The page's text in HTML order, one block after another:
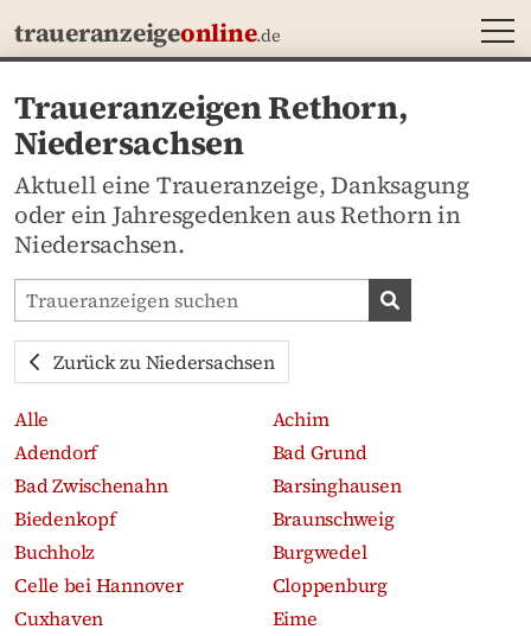
traueranzeigeonline.de
Traueranzeigen Rethorn,
Niedersachsen
Aktuell eine Traueranzeige, Danksagung
oder ein Jahresgedenken aus Rethorn in
Niedersachsen.
Traueranzeigen-Portal durchsuchen
Zurück zu Niedersachsen
Alle
Achim
Adendorf
Bad Grund
Bad Zwischenahn
Barsinghausen
Biedenkopf
Braunschweig
Buchholz
Burgwedel
Celle bei Hannover
Cloppenburg
Cuxhaven
Eime